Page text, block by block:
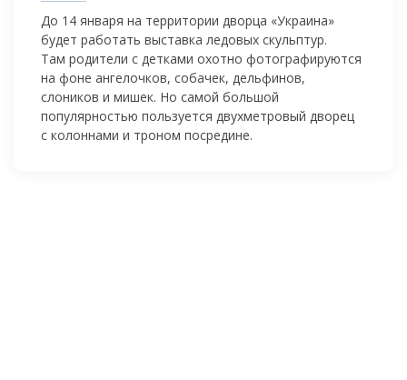
До 14 января на территории дворца «Украина»
будет работать выставка ледовых скульптур.
Там родители с детками охотно фотографируются
на фоне ангелочков, собачек, дельфинов,
слоников и мишек. Но самой большой
популярностью пользуется двухметровый дворец
с колоннами и троном посредине.